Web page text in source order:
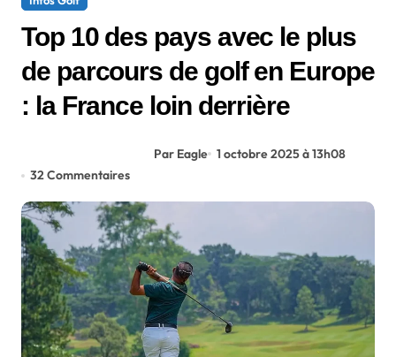
Top 10 des pays avec le plus
de parcours de golf en Europe
: la France loin derrière
Par Eagle 1 octobre 2025 à 13h08
32 Commentaires